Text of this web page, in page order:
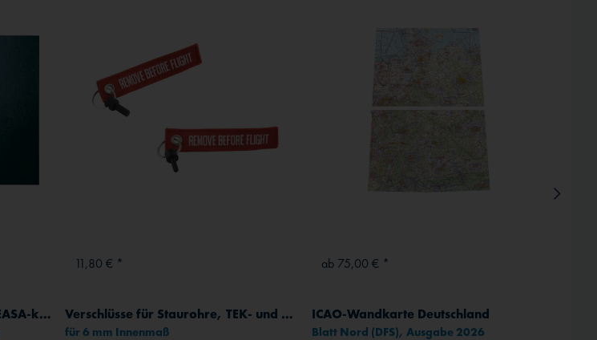
Bordbuch für Segelflugzeuge EASA-konform
11,80 € *
Verschlüsse für Staurohre, TEK- und Multisonden-Adapter
für 6 mm Innenmaß
ab 75,00 € *
ICAO-Wandkarte Deutschland
Blatt Nord (DFS), Ausgabe 2026